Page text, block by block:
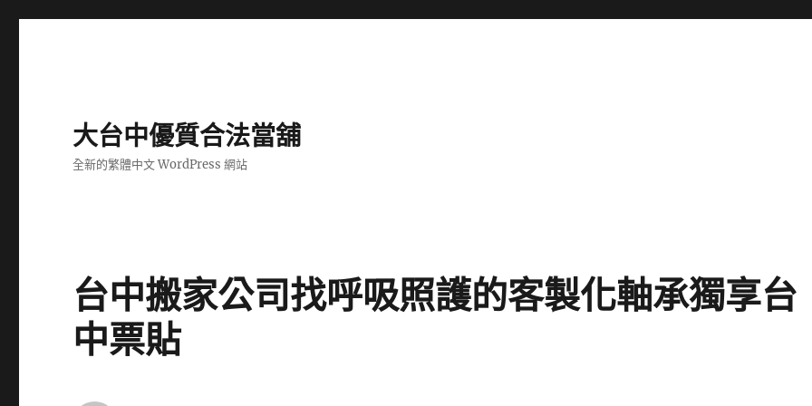
大台中優質合法當舖
全新的繁體中文 WordPress 網站
台中搬家公司找呼吸照護的客製化軸承獨享台
中票貼